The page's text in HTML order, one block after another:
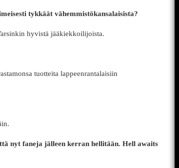
tykkäät vähemmistökansalaisista?
hyvistä jääkiekkoilijoista.
tuotteita lappeenrantalaisiin
nyt faneja jälleen kerran hellitään. Hell awaits